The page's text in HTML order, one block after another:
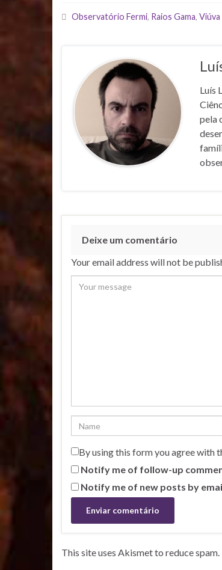
Observatório Fermi, Raios Gama, Viúva
Luís
pela
Deixe um comentário
Your email address will not be
By using this form you agree with
Notify me of follow-up
Notify me of new posts by
This site uses Akismet to reduce spam.